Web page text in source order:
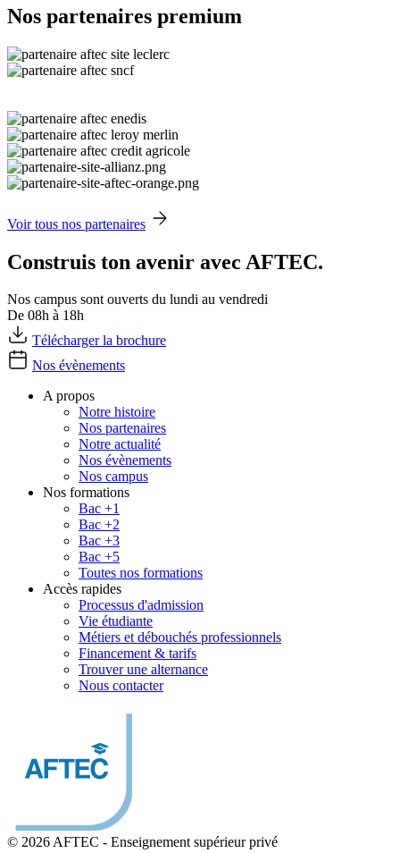
Nos partenaires premium
Voir tous nos partenaires
Construis ton avenir avec AFTEC.
Nos campus sont ouverts du lundi au vendredi
De 08h à 18h
Télécharger la brochure
Nos évènements
A propos
Notre histoire
Nos partenaires
Notre actualité
Nos évènements
Nos campus
Nos formations
Bac +1
Bac +2
Bac +3
Bac +5
Toutes nos formations
Accès rapides
Processus d'admission
Vie étudiante
Métiers et débouchés professionnels
Financement & tarifs
Trouver une alternance
Nous contacter
© 2026 AFTEC - Enseignement supérieur privé